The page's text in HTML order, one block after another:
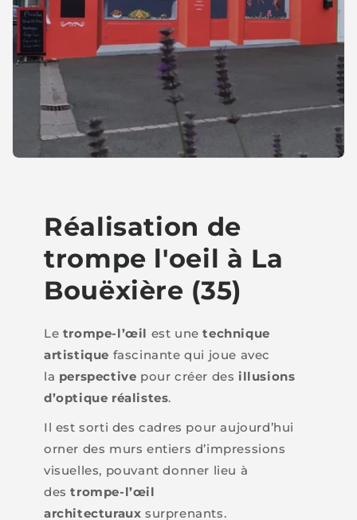
Réalisation de
trompe l'oeil à La
Bouëxière (35)
Le trompe-l’œil est unetechnique
artistique fascinante qui joue avec
la perspective pour créer des illusions
d’optique réalistes.
Il est sorti des cadres pour aujourd’hui
orner des murs entiers d’impressions
visuelles, pouvant donner lieu à
destrompe-l’œil
architecturaux surprenants.